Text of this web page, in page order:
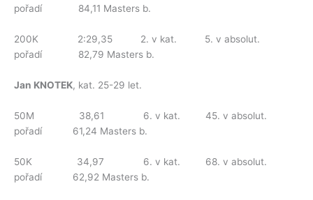
pořadí 84,11 Masters b.
200K 2:29,35 2. v kat. 5. v absolut.
pořadí 82,79 Masters b.
Jan KNOTEK, kat. 25-29 let.
50M 38,61 6. v kat. 45. v absolut.
pořadí 61,24 Masters b.
50K 34,97 6. v kat. 68. v absolut.
pořadí 62,92 Masters b.